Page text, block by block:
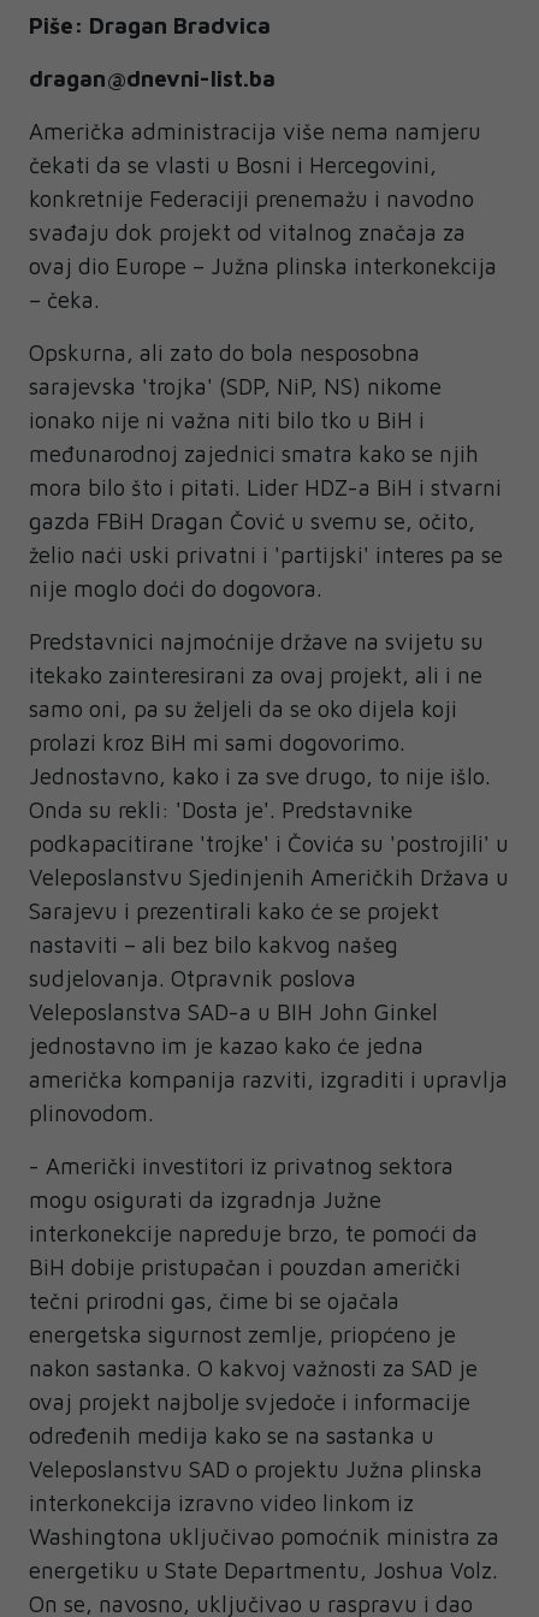
Piše: Dragan Bradvica
dragan@dnevni-list.ba
Američka administracija više nema namjeru
čekati da se vlasti u Bosni i Hercegovini,
konkretnije Federaciji prenemažu i navodno
svađaju dok projekt od vitalnog značaja za
ovaj dio Europe – Južna plinska interkonekcija
– čeka.
Opskurna, ali zato do bola nesposobna
sarajevska 'trojka' (SDP, NiP, NS) nikome
ionako nije ni važna niti bilo tko u BiH i
međunarodnoj zajednici smatra kako se njih
mora bilo što i pitati. Lider HDZ-a BiH i stvarni
gazda FBiH Dragan Čović u svemu se, očito,
želio naći uski privatni i 'partijski' interes pa se
nije moglo doći do dogovora.
Predstavnici najmoćnije države na svijetu su
itekako zainteresirani za ovaj projekt, ali i ne
samo oni, pa su željeli da se oko dijela koji
prolazi kroz BiH mi sami dogovorimo.
Jednostavno, kako i za sve drugo, to nije išlo.
Onda su rekli: 'Dosta je'. Predstavnike
podkapacitirane 'trojke' i Čovića su 'postrojili' u
Veleposlanstvu Sjedinjenih Američkih Država u
Sarajevu i prezentirali kako će se projekt
nastaviti – ali bez bilo kakvog našeg
sudjelovanja. Otpravnik poslova
Veleposlanstva SAD-a u BIH John Ginkel
jednostavno im je kazao kako će jedna
američka kompanija razviti, izgraditi i upravlja
plinovodom.
- Američki investitori iz privatnog sektora
mogu osigurati da izgradnja Južne
interkonekcije napreduje brzo, te pomoći da
BiH dobije pristupačan i pouzdan američki
tečni prirodni gas, čime bi se ojačala
energetska sigurnost zemlje, priopćeno je
nakon sastanka. O kakvoj važnosti za SAD je
ovaj projekt najbolje svjedoče i informacije
određenih medija kako se na sastanka u
Veleposlanstvu SAD o projektu Južna plinska
interkonekcija izravno video linkom iz
Washingtona uključivao pomoćnik ministra za
energetiku u State Departmentu, Joshua Volz.
On se, navosno, uključivao u raspravu i dao